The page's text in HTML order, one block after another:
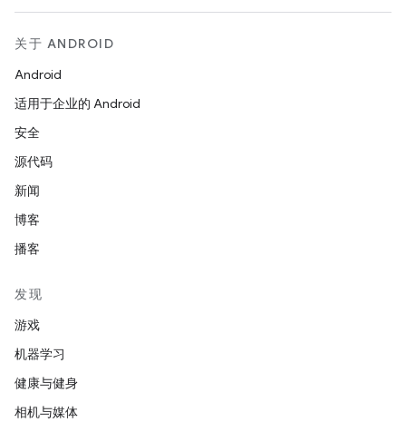
关于 ANDROID
Android
适用于企业的 Android
安全
源代码
新闻
博客
播客
发现
游戏
机器学习
健康与健身
相机与媒体